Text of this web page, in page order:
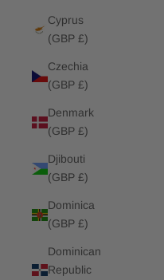
Cyprus
(GBP £)
Czechia
(GBP £)
Denmark
(GBP £)
Djibouti
(GBP £)
Dominica
(GBP £)
Dominican
Republic